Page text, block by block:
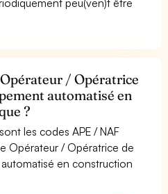
/ Opératrice
automatisé en
?
les codes APE / NAF
Opérateur / Opératrice de
en construction